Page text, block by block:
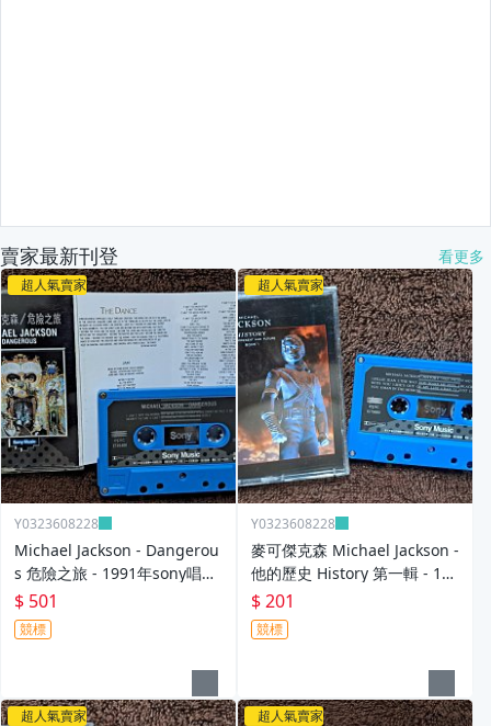
賣家最新刊登 看更多
超人氣賣家
Y0323608228
Michael Jackson - Dangerou
s 危險之旅 - 1991年sony唱片
- 原版錄音帶 附歌詞 - 501元起
標 N
$ 501
競標
超人氣賣家
Y0323608228
麥可傑克森 Michael Jackson -
他的歷史 History 第一輯 - 199
5年sony唱片 原版錄音帶 無歌
詞 - 201元起標 N
$ 201
競標
超人氣賣家 超人氣賣家